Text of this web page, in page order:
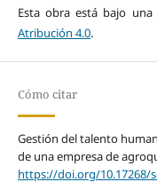
Esta obra está bajo una
Atribución 4.0.
Cómo citar
Gestión del talento
de una empresa de
https://doi.org/10.17268/